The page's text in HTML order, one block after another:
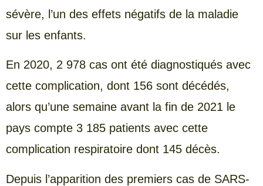
sévère, l’un des effets négatifs de la maladie
sur les enfants.
En 2020, 2 978 cas ont été diagnostiqués avec
cette complication, dont 156 sont décédés,
alors qu’une semaine avant la fin de 2021 le
pays compte 3 185 patients avec cette
complication respiratoire dont 145 décès.
Depuis l’apparition des premiers cas de SARS-